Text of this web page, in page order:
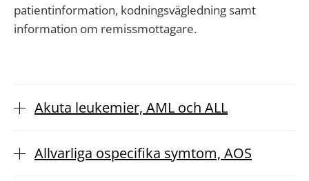
patientinformation, kodningsvägledning samt
information om remissmottagare.
Akuta leukemier, AML och ALL
Allvarliga ospecifika symtom, AOS